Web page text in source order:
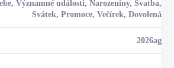
Významné události, Narozeniny, Svatba,
Svátek, Promoce, Večírek, Dovolená
2026ag